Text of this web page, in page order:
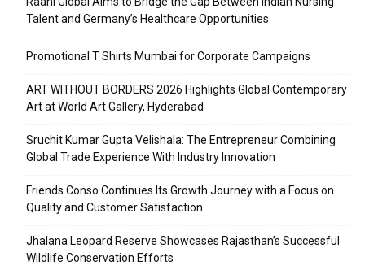
Talent and Germany’s Healthcare Opportunities
Promotional T Shirts Mumbai for Corporate Campaigns
ART WITHOUT BORDERS 2026 Highlights Global Contemporary
Art at World Art Gallery, Hyderabad
Sruchit Kumar Gupta Velishala: The Entrepreneur Combining
Global Trade Experience With Industry Innovation
Friends Conso Continues Its Growth Journey with a Focus on
Quality and Customer Satisfaction
Jhalana Leopard Reserve Showcases Rajasthan’s Successful
Wildlife Conservation Efforts